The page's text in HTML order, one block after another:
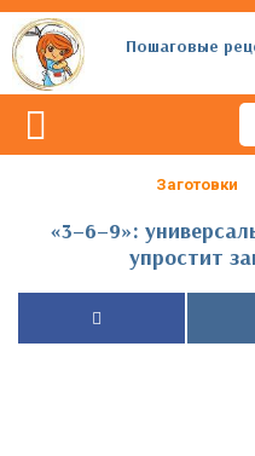
Пошаговые
Заготовки
«3–6–9»:
упростит